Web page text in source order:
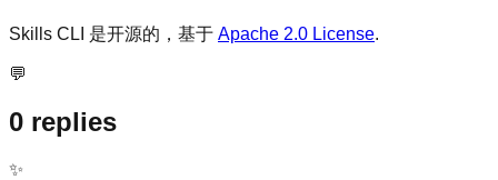
Skills CLI 是开源的，基于 Apache 2.0 License.
💬
0 replies
✨